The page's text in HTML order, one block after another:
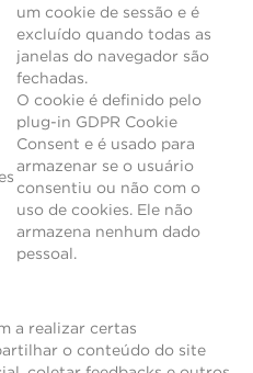
um cookie de sessão e é
excluído quando todas as
janelas do navegador são
fechadas.
O cookie é definido pelo
plug-in GDPR Cookie
Consent e é usado para
armazenar se o usuário
consentiu ou não com o
uso de cookies. Ele não
armazena nenhum dado
pessoal.
a realizar certas
o conteúdo do site